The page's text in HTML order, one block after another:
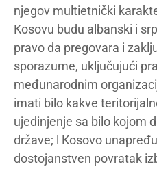
njegov multietnički
Kosovu budu albanski i
pravo da pregovara i
sporazume, uključujući
međunarodnim
imati bilo kakve
ujedinjenje sa bilo kojom
države; l Kosovo
dostojanstven povratak